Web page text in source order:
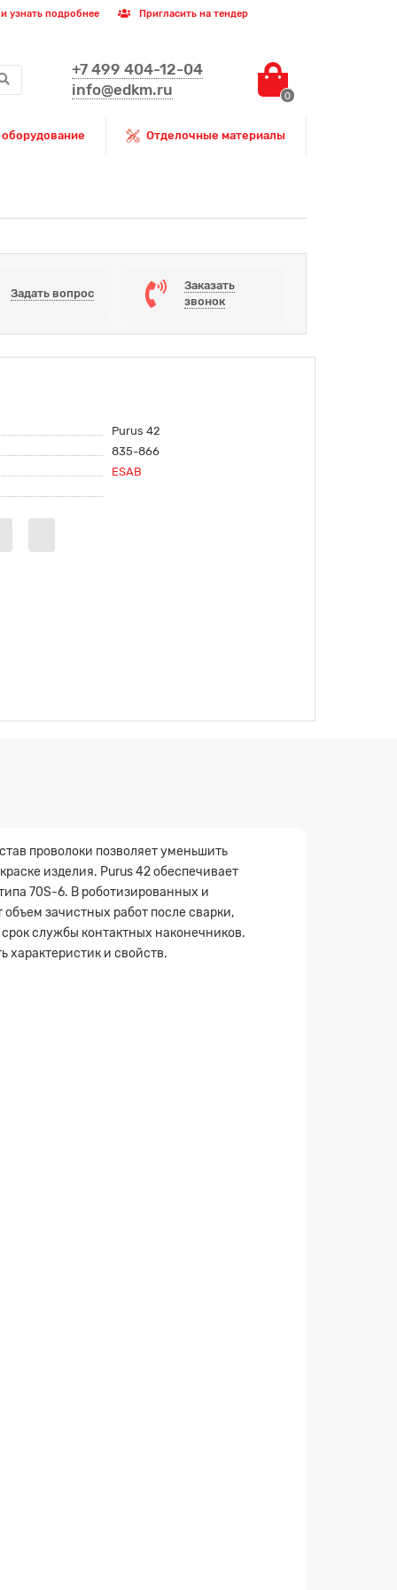
узнать подробнее Пригласить на тендер
+7 499 404-12-04
info@edkm.ru
0
Отделочные материалы
Задать вопрос
Заказать
звонок
Purus 42
835-866
ESAB
проволоки позволяет уменьшить
изделия. Purus 42 обеспечивает
70S-6. В роботизированных и
зачистных работ после сварки,
службы контактных наконечников.
характеристик и свойств.